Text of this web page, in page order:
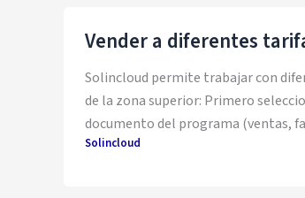
Vender a diferentes
Solincloud permite trabajar con
de la zona superior: Primero
documento del programa (ventas,
Solincloud